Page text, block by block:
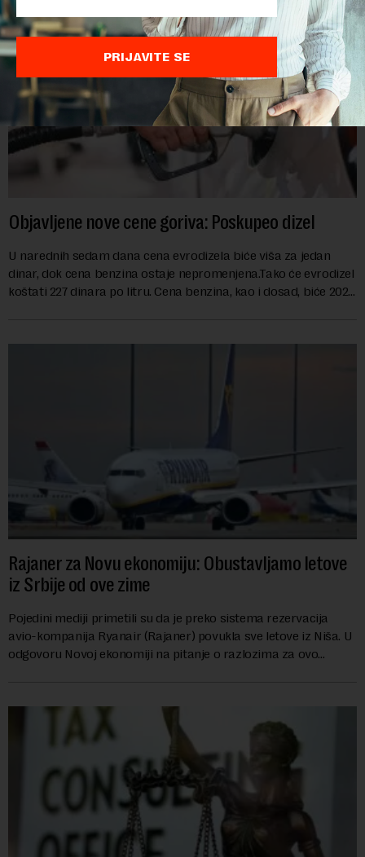
Objavljene nove cene goriva: Poskupeo dizel
U narednih sedam dana cena evrodizela biće viša za jedan
dinar, dok cena benzina ostaje nepromenjena.Tako će evrodizel
koštati 227 dinara po litru. Cena benzina, kao i dosad, biće 202
Rajaner za Novu ekonomiju: Obustavljamo letove
iz Srbije od ove zime
Pojedini mediji primetili su da je preko sistema rezervacija
avio-kompanija Ryanair (Rajaner) povukla sve letove iz Niša. U
odgovoru Novoj ekonomiji na pitanje o razlozima za ovo
PRIJAVITE SE